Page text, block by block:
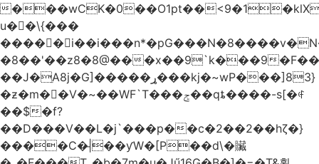
u��\{���
�8��'��z8�8@���x��9`k���9
��J�ֵA8j�G]�����ړ���kj�~wP���]83}
�ƶ�m��V�~��WF`T���ݮ��qȶ����-s[�ꏶ
��$�f?
��D���V��L�j`���p��c�2��2��hζ�}
����C�|̵��ƴW�[P��d\�贜